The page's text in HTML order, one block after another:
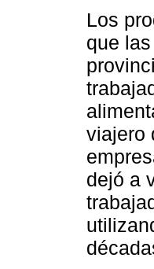
Los
que
viajero
dejó a